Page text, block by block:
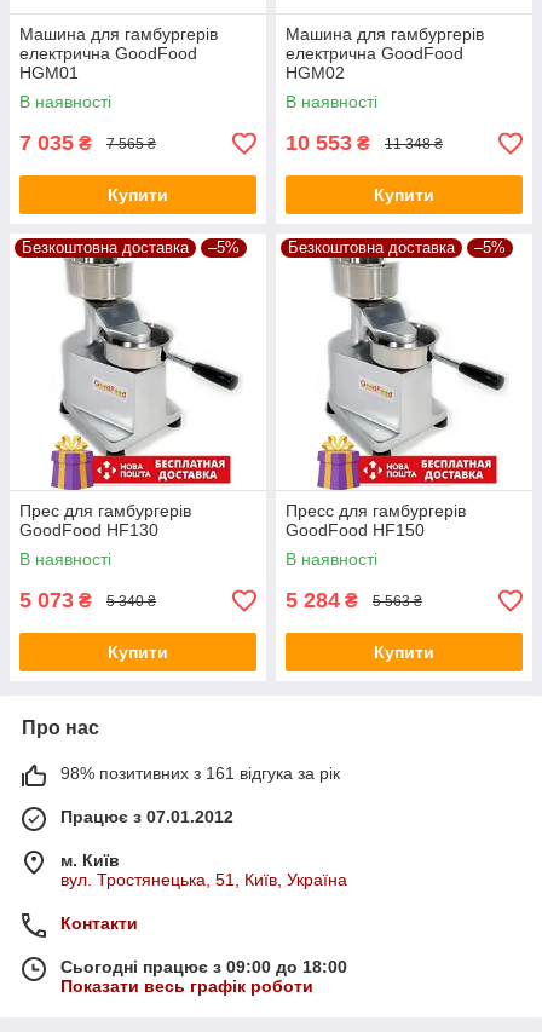
Машина для гамбургерів
електрична GoodFood
HGM01
В наявності
7 035 ₴ 7 565 ₴
Купити
Машина для гамбургерів
електрична GoodFood
HGM02
В наявності
10 553 ₴ 11 348 ₴
Купити
Безкоштовна доставка –5%
Прес для гамбургерів
GoodFood HF130
В наявності
5 073 ₴ 5 340 ₴
Купити
Безкоштовна доставка –5%
Пресс для гамбургерів
GoodFood HF150
В наявності
5 284 ₴ 5 563 ₴
Купити
Про нас
98% позитивних з 161 відгука за рік
Працює з 07.01.2012
м. Київ
вул. Тростянецька, 51, Київ, Україна
Контакти
Сьогодні працює з 09:00 до 18:00
Показати весь графік роботи